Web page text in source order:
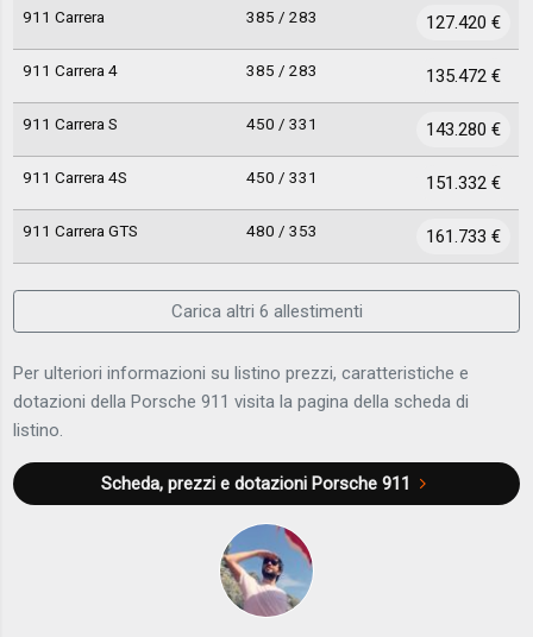
911 Carrera 385 / 283 127.420 €
911 Carrera 4 385 / 283 135.472 €
911 Carrera S 450 / 331 143.280 €
911 Carrera 4S 450 / 331 151.332 €
911 Carrera GTS 480 / 353 161.733 €
Carica altri 6 allestimenti
Per ulteriori informazioni su listino prezzi, caratteristiche e
dotazioni della Porsche 911 visita la pagina della scheda di
listino.
Scheda, prezzi e dotazioni Porsche 911